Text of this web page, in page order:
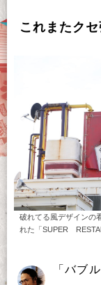
こ れま たク セ
破れてる風デザインの
れた「SUPER
「バブ ル